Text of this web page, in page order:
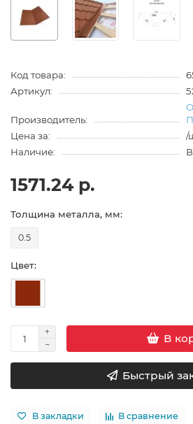
Код товара:
Артикул:
Производитель:
Цена за:
/
Наличие:
1571.24 р.
Толщина металла, мм:
0.5
Цвет:
В
Быстрый
В закладки В сравнение